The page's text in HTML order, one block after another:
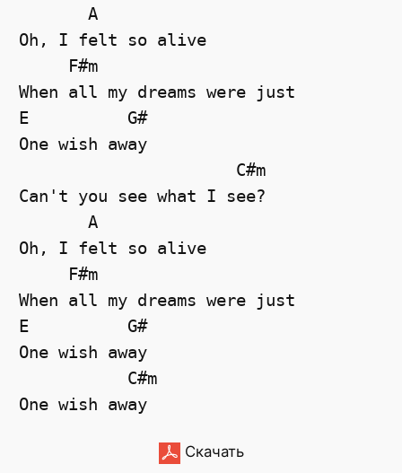
       A
Oh, I felt so alive
     F#m
When all my dreams were just
E          G#
One wish away
                      C#m
Can't you see what I see?
       A
Oh, I felt so alive
     F#m
When all my dreams were just
E          G#
One wish away
           C#m
Скачать